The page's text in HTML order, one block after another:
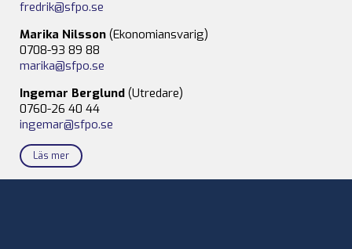
fredrik@sfpo.se
Marika Nilsson (Ekonomiansvarig)
0708-93 89 88
marika@sfpo.se
Ingemar Berglund (Utredare)
0760-26 40 44
ingemar@sfpo.se
Läs mer